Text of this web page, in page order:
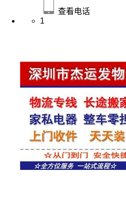
查看电话
1